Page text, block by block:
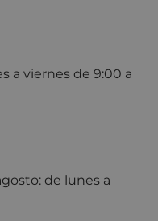
a viernes de 9:00 a
de lunes a